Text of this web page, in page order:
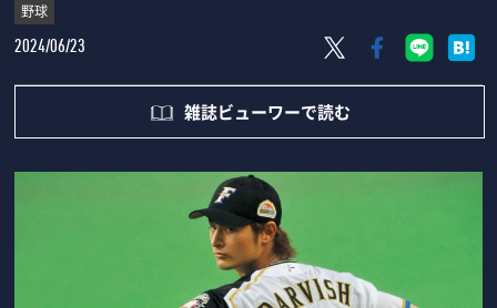
野球
2024/06/23
雑誌ビューワーで読む